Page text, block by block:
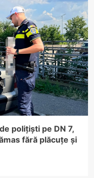
polițiști pe DN 7,
fără plăcuțe și